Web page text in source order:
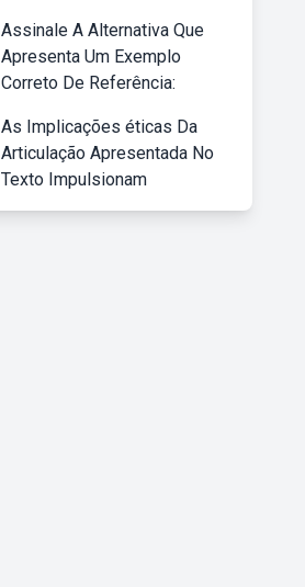
Assinale A Alternativa Que
Apresenta Um Exemplo
Correto De Referência:
As Implicações éticas Da
Articulação Apresentada No
Texto Impulsionam